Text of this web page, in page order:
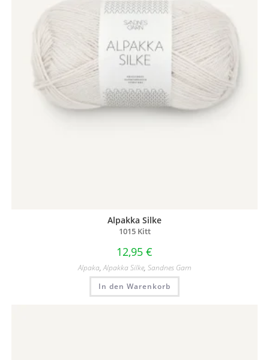
Alpakka Silke
1015 Kitt
12,95 €
Alpaka,Alpakka Silke, Sandnes Garn
In den Warenkorb